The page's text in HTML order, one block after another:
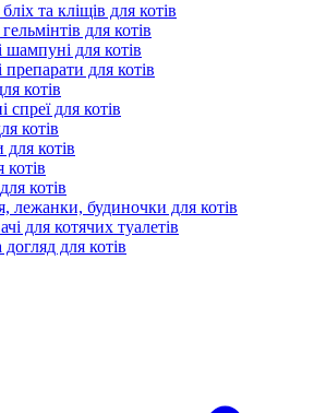
та кліщів для котів
для котів
шампуні для котів
препарати для котів
котів
спреї для котів
котів
котів
котів
лежанки, будиночки для котів
для котячих туалетів
для котів